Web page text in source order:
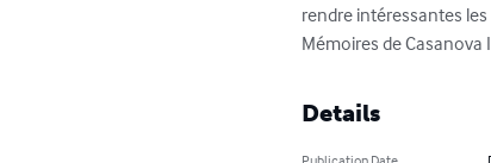
rendre intéressantes
Mémoires de
Details